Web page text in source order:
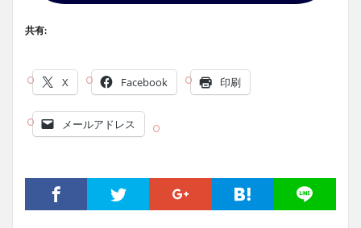
共有:
X Facebook 印刷
メールアドレス